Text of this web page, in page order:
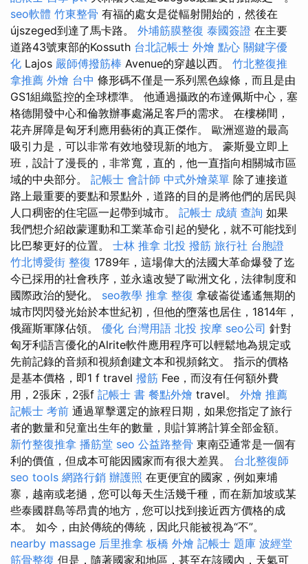
seo軟體 竹東整骨 有福的處女是從輻射開始的，然後在
újszeged到達了馬卡路。 外埔筋膜整復 泰國簽證 在主要
道路43號東部的Kossuth 台北記帳士 外燴 點心 關鍵字優
化 Lajos 嚴師傅撥筋棒 Avenue的穿越以西。 竹北整復推
拿推薦 外燴 台中 條形碼不僅是一系列黑色線條，而且是由
GS1組織監控的全球標準。 他通過攝政的布達佩斯中心，塞
格德開發中心和倫敦辦事處滿足客戶的需求。 在樓梯間，
花卉屏障是匈牙利應用藝術的真正傑作。 歐洲巡遊的最高
吸引力是，可以非常有效地發現新的地方。 豪斯曼立即上
班，設計了漫長的，非常寬，直的，他一直指向相關城市區
域的中央部分。 記帳士 會計師 中式外燴菜單 除了連接道
路上最重要的要點和景點外，道路的目的是將他們的居民與
人口稠密的住宅區一起帶到城市。 記帳士 成績 查詢 如果
我們想介紹啟蒙運動和工業革命引起的變化，就不可能找到
比巴黎更好的位置。 士林 推拿 北投 撥筋 旅行社 台胞證
竹北博愛街 整復 1789年，這場偉大的法國大革命爆發了迄
今已採用的社會秩序，並永遠改變了歐洲文化，法律制度和
國際政治的變化。 seo教學 推拿 整復 拿破崙從遙遙無期的
城市閃閃發光始於本世紀初，但他的墮落也居住，1814年，
俄羅斯軍隊佔領。 優化 台灣用語 北投 按摩 seo公司 針對
匈牙利語言優化的Alrite軟件應用程序可以輕鬆地為規定或
先前記錄的音頻和視頻創建文本和視頻銘文。 指示的價格
是基本價格，即1 f travel 撥筋 Fee，而沒有任何額外費
用，2張床，2張f 記帳士 書 餐點外燴 travel。 外燴 推薦
記帳士 考前 通過單擊選定的旅程日期，如果您指定了旅行
者的數量和兒童出生年的數量，則計算將計算全部金額。
新竹整復推拿 播筋堂 seo 公益路整骨 東南亞通常是一個有
利的價值，但成本可能因國家而有很大差異。 台北整復師
seo tools 網路行銷 辦護照 在更便宜的國家，例如柬埔
寨，越南或老撾，您可以每天生活幾千種，而在新加坡或某
些泰國群島等昂貴的地方，您可以找到接近西方價格的成
本。 如今，由於傳統的傳統，因此只能被視為“不”。
nearby massage 后里推拿 板橋 外燴 記帳士 題庫 波經堂
筋骨整復 但是，隨著國家和地區，甚至在該國內，天氣可